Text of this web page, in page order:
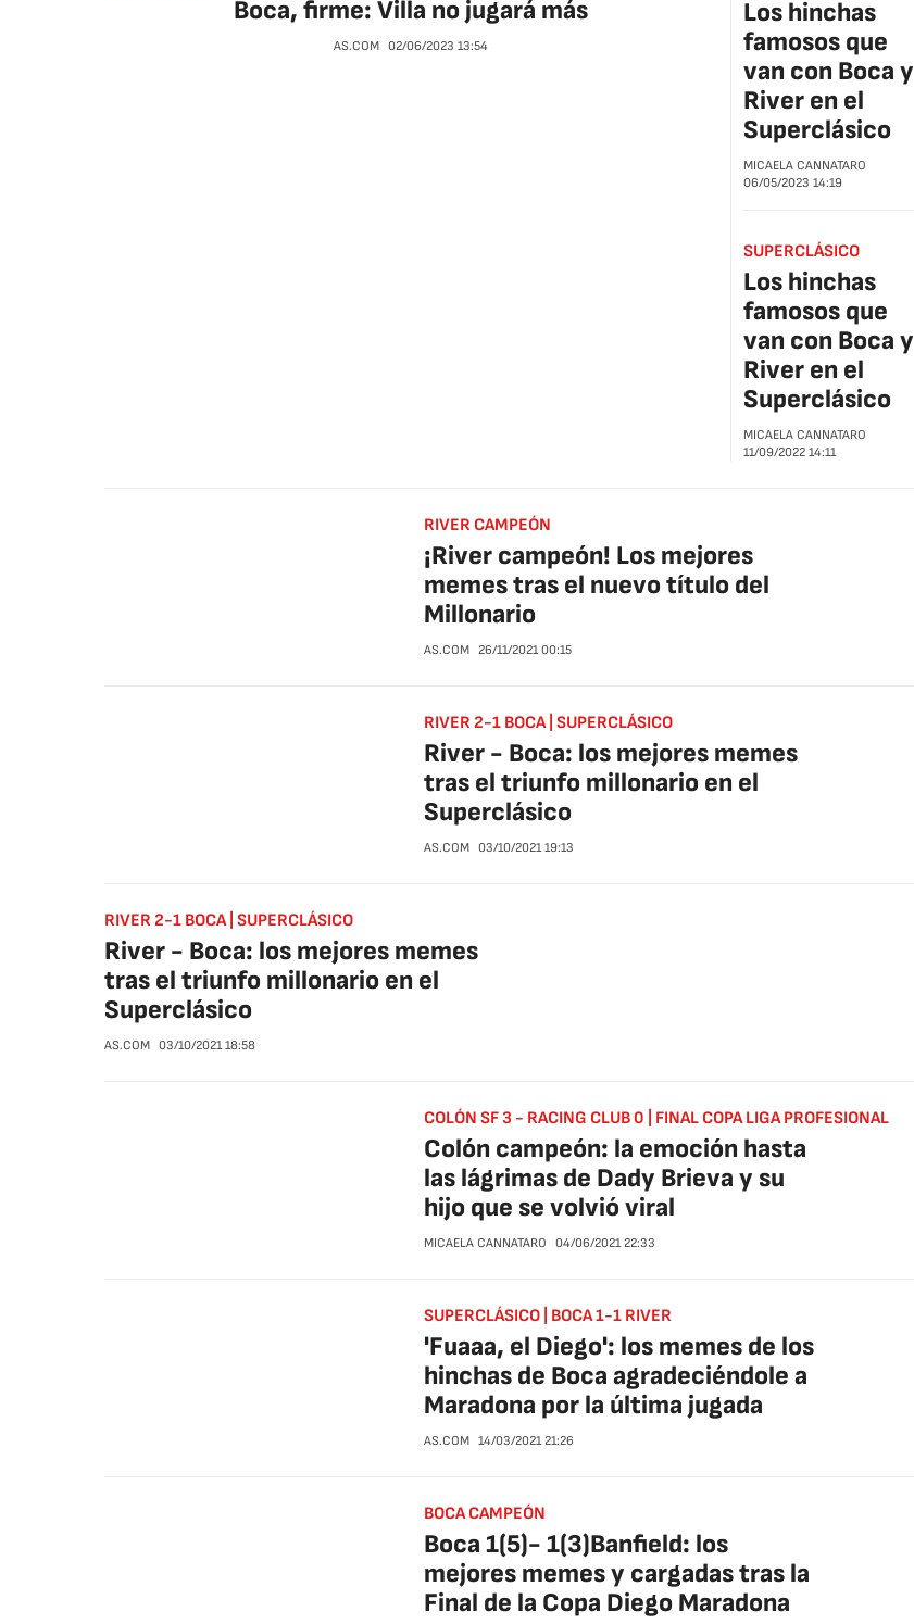
Boca, firme: Villa no jugará más
AS.COM 02/06/2023 13:54
Los hinchas
famosos que
van con Boca y
River en el
Superclásico
MICAELA CANNATARO
06/05/2023 14:19
SUPERCLÁSICO
Los hinchas
famosos que
van con Boca y
River en el
Superclásico
MICAELA CANNATARO
11/09/2022 14:11
RIVER CAMPEÓN
¡River campeón! Los mejores
memes tras el nuevo título del
Millonario
AS.COM 26/11/2021 00:15
RIVER 2-1 BOCA | SUPERCLÁSICO
River - Boca: los mejores memes
tras el triunfo millonario en el
Superclásico
AS.COM 03/10/2021 19:13
RIVER 2-1 BOCA | SUPERCLÁSICO
River - Boca: los mejores memes
tras el triunfo millonario en el
Superclásico
AS.COM 03/10/2021 18:58
COLÓN SF 3 - RACING CLUB 0 | FINAL COPA LIGA PROFESIONAL
Colón campeón: la emoción hasta
las lágrimas de Dady Brieva y su
hijo que se volvió viral
MICAELA CANNATARO 04/06/2021 22:33
SUPERCLÁSICO | BOCA 1-1 RIVER
'Fuaaa, el Diego': los memes de los
hinchas de Boca agradeciéndole a
Maradona por la última jugada
AS.COM 14/03/2021 21:26
BOCA CAMPEÓN
Boca 1(5)- 1(3)Banfield: los
mejores memes y cargadas tras la
Final de la Copa Diego Maradona